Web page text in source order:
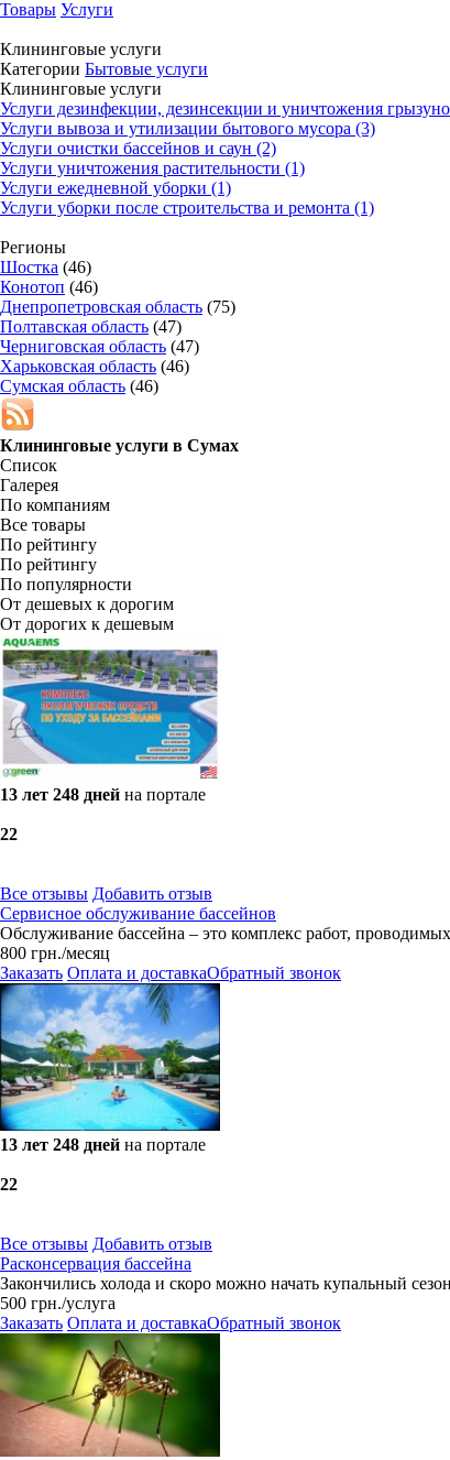
Товары Услуги
Клининговые услуги
Категории Бытовые услуги
Клининговые услуги
Услуги дезинфекции, дезинсекции и уничтожения
Услуги вывоза и утилизации бытового мусора (3)
Услуги очистки бассейнов и саун (2)
Услуги уничтожения растительности (1)
Услуги ежедневной уборки (1)
Услуги уборки после строительства и ремонта (1)
Регионы
Шостка (46)
Конотоп (46)
Днепропетровская область (75)
Полтавская область (47)
Черниговская область (47)
Харьковская область (46)
Сумская область (46)
Клининговые услуги в Сумах
Список
Галерея
По компаниям
Все товары
По рейтингу
По рейтингу
По популярности
От дешевых к дорогим
От дорогих к дешевым
13 лет 248 дней на портале
22
Все отзывы Добавить отзыв
Сервисное обслуживание бассейнов
Обслуживание бассейна – это комплекс работ,
800 грн./месяц
Заказать Оплата и доставкаОбратный звонок
13 лет 248 дней на портале
22
Все отзывы Добавить отзыв
Расконсервация бассейна
Закончились холода и скоро можно начать купальный
500 грн./услуга
Заказать Оплата и доставкаОбратный звонок